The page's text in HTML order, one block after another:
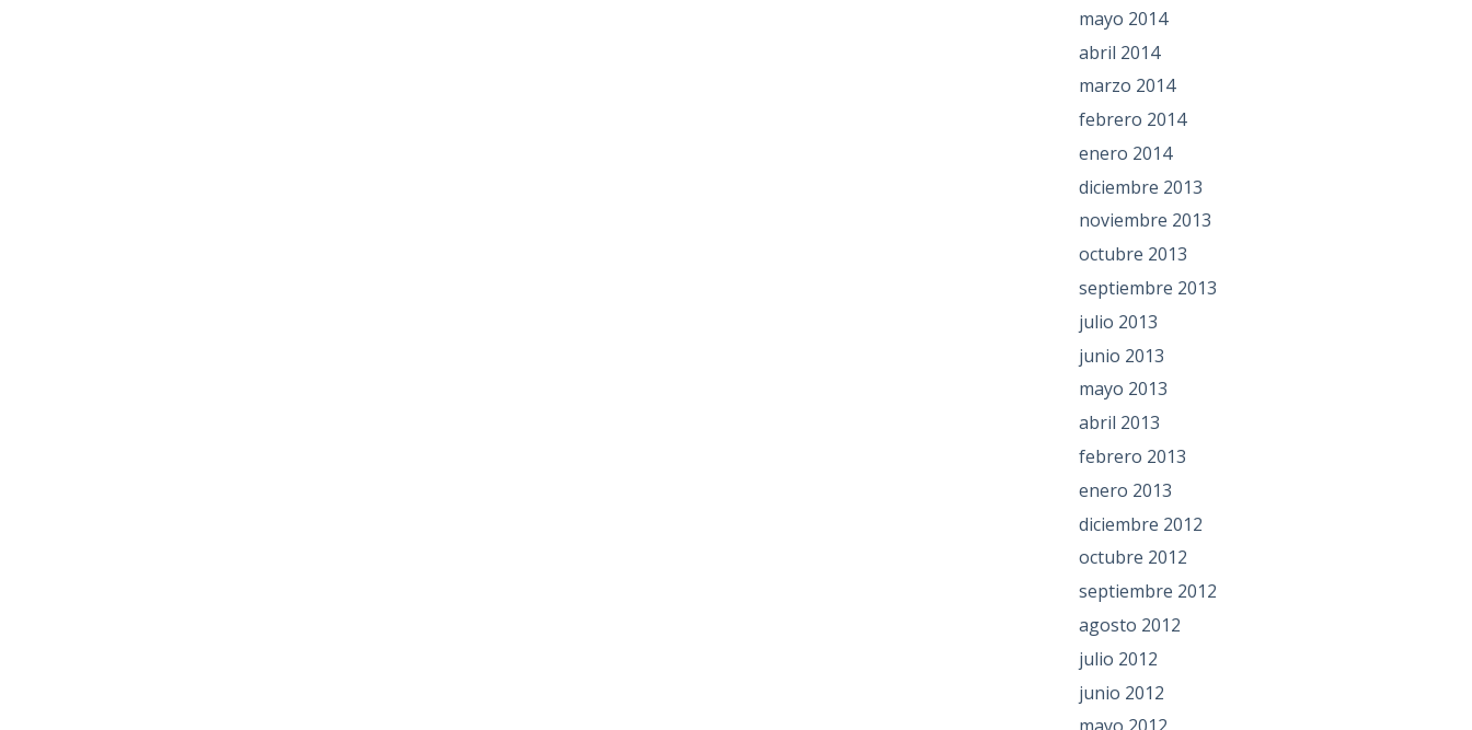
mayo 2014
abril 2014
marzo 2014
febrero 2014
enero 2014
diciembre 2013
noviembre 2013
octubre 2013
septiembre 2013
julio 2013
junio 2013
mayo 2013
abril 2013
febrero 2013
enero 2013
diciembre 2012
octubre 2012
septiembre 2012
agosto 2012
julio 2012
junio 2012